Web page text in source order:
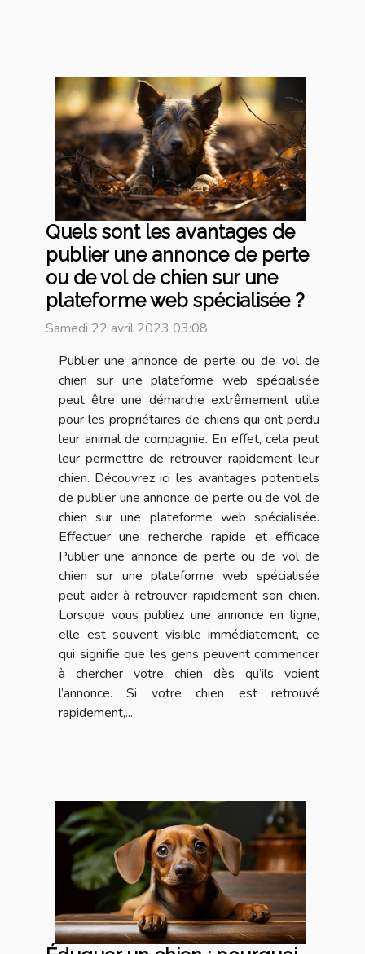
Quels sont les avantages de
publier une annonce de perte
ou de vol de chien sur une
plateforme web spécialisée ?
Samedi 22 avril 2023 03:08
Publier une annonce de perte ou de vol de
chien sur une plateforme web spécialisée
peut être une démarche extrêmement utile
pour les propriétaires de chiens qui ont perdu
leur animal de compagnie. En effet, cela peut
leur permettre de retrouver rapidement leur
chien. Découvrez ici les avantages potentiels
de publier une annonce de perte ou de vol de
chien sur une plateforme web spécialisée.
Effectuer une recherche rapide et efficace
Publier une annonce de perte ou de vol de
chien sur une plateforme web spécialisée
peut aider à retrouver rapidement son chien.
Lorsque vous publiez une annonce en ligne,
elle est souvent visible immédiatement, ce
qui signifie que les gens peuvent commencer
à chercher votre chien dès qu’ils voient
l’annonce. Si votre chien est retrouvé
rapidement,...